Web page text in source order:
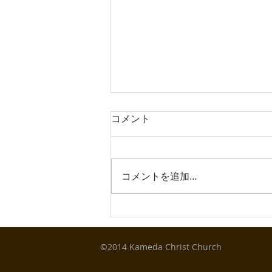
2026年も皆様の上にいのちの
いかがお過ごしでしょうか。こち
ら、新潟の冬はいつものように雪
れ間が嬉しい時です。 さて昨年
は、私たち亀田キリスト教会は、
コメント
コメントを追加…
©2014 Kameda Christ Church